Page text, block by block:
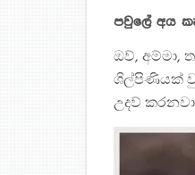
පවුලේ අය
ඔව්, අම්මා,
ශිල්පිණියක්
උදව්